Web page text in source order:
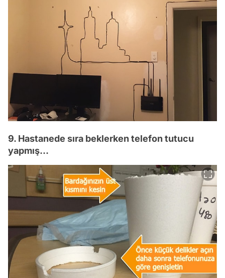
9. Hastanede sıra beklerken telefon tutucu
yapmış...